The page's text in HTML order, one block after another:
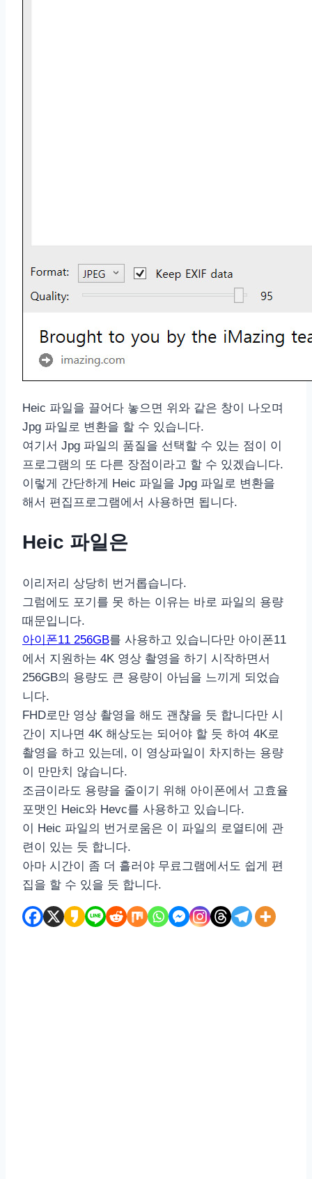
Heic 파일을 끌어다 놓으면 위와 같은 창이 나오며
Jpg 파일로 변환을 할 수 있습니다.
여기서 Jpg 파일의 품질을 선택할 수 있는 점이 이
프로그램의 또 다른 장점이라고 할 수 있겠습니다.
이렇게 간단하게 Heic 파일을 Jpg 파일로 변환을
해서 편집프로그램에서 사용하면 됩니다.
Heic 파일은
이리저리 상당히 번거롭습니다.
그럼에도 포기를 못 하는 이유는 바로 파일의 용량
때문입니다.
아이폰11 256GB를 사용하고 있습니다만 아이폰11
에서 지원하는 4K 영상 촬영을 하기 시작하면서
256GB의 용량도 큰 용량이 아님을 느끼게 되었습
니다.
FHD로만 영상 촬영을 해도 괜챦을 듯 합니다만 시
간이 지나면 4K 해상도는 되어야 할 듯 하여 4K로
촬영을 하고 있는데, 이 영상파일이 차지하는 용량
이 만만치 않습니다.
조금이라도 용량을 줄이기 위해 아이폰에서 고효율
포맷인 Heic와 Hevc를 사용하고 있습니다.
이 Heic 파일의 번거로움은 이 파일의 로열티에 관
련이 있는 듯 합니다.
아마 시간이 좀 더 흘러야 무료그램에서도 쉽게 편
집을 할 수 있을 듯 합니다.